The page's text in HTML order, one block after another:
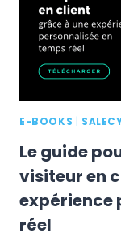
E-BOOKS
Le guide
visiteur en
expérience
réel